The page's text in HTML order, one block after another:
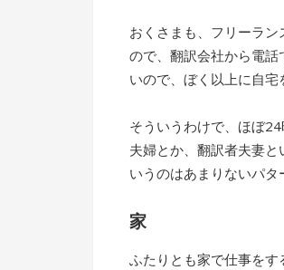
おくさまも、フリーラ
ので、翻訳会社から電
いので、ぼく以上に自宅
そういうわけで、ほぼ
夫婦とか、翻訳者夫妻
いうのはあまりないパタ
家
ふたりとも家で仕事を